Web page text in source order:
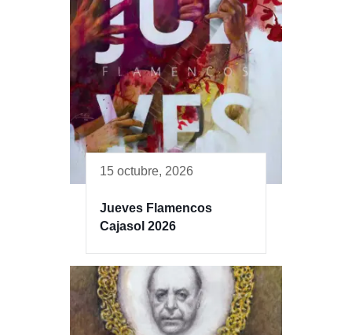
15 octubre, 2026
Jueves Flamencos
Cajasol 2026